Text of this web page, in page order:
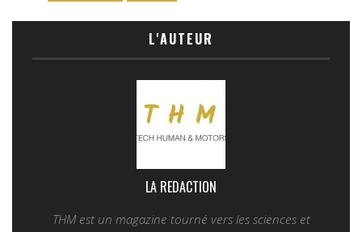
L'AUTEUR
LA REDACTION
THM est un magazine tourné vers les sciences et